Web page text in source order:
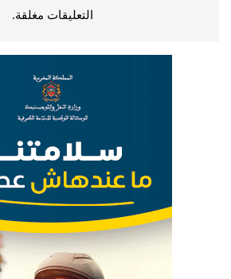
التعليقات مغلقة.